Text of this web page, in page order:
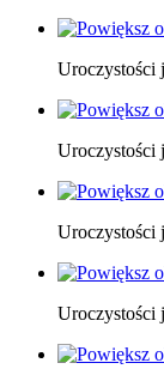
Uroczystości
Uroczystości
Uroczystości
Uroczystości